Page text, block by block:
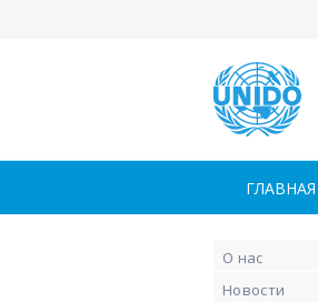
ГЛАВНАЯ
О нас
Новости